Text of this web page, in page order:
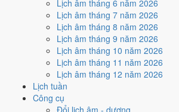
Lịch âm tháng 6 năm 2026
Lịch âm tháng 7 năm 2026
Lịch âm tháng 8 năm 2026
Lịch âm tháng 9 năm 2026
Lịch âm tháng 10 năm 2026
Lịch âm tháng 11 năm 2026
Lịch âm tháng 12 năm 2026
Lịch tuần
Công cụ
Đổi lịch âm - dương
Tốt
Mua xe - tậu xe hôm nay ởmức tốt (6/10)
Hoàng Đạo.
Cách tính ngày tốt
Xuất hành - đi xa
Trung bình
Xuất hành - đi xa hôm nay ở
Ngày Hoàng Đạo